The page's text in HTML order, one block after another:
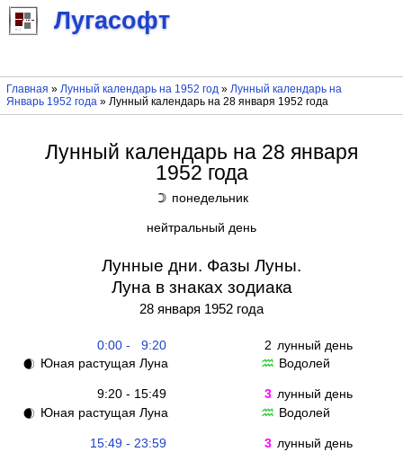
Лугасофт
Главная » Лунный календарь на 1952 год» Лунный календарь на
Январь 1952 года» Лунный календарь на 28 января 1952 года
Лунный календарь на 28 января
1952 года
☽ понедельник
нейтральный день
Лунные дни. Фазы Луны.
Луна в знаках зодиака
28 января 1952 года
0:00 - 9:20 2 лунный день
🌒 Юная растущая Луна ♒ Водолей
9:20 - 15:49 3 лунный день
🌒 Юная растущая Луна ♒ Водолей
15:49 - 23:59 3 лунный день